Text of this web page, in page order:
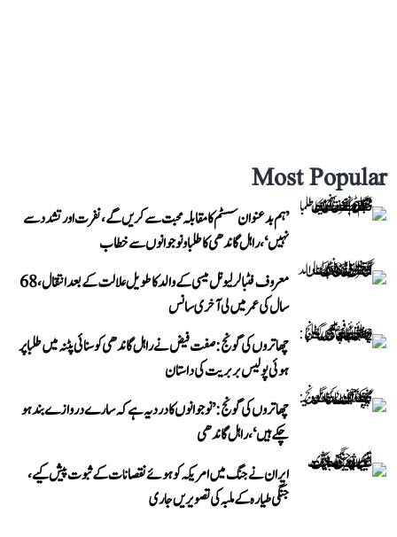
Most Popular
’ہم بدعنوان سسٹم کا مقابلہ محبت سے کریں گے، نفرت اور تشدد سے
نہیں‘، راہل گاندھی کا طلبا و نوجوانوں سے خطاب
معروف فٹبالر لیونل میسی کے والد کا طویل علالت کے بعد انتقال، 68
سال کی عمر میں لی آخری سانس
چھاتروں کی گونج: صفت فیض نے راہل گاندھی کو سنائی پٹنہ میں طلبا پر
ہوئی پولیس بربریت کی داستان
چھاتروں کی گونج: ’نوجوانوں کا درد یہ ہے کہ سارے دروازے بند ہو
چکے ہیں‘، راہل گاندھی
ایران نے جنگ میں امریکہ کو ہوئے نقصانات کے ثبوت پیش کیے،
جنگی طیارہ کے ملبہ کی تصویریں جاری